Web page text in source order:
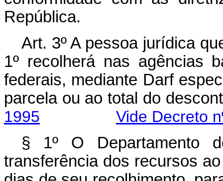
República.
Art. 3º A pessoa jurídica
1º recolherá nas agências
federais, mediante Darf
parcela ou ao total do
1995
Vide Decreto
§ 1º O Departamento
transferência dos recursos